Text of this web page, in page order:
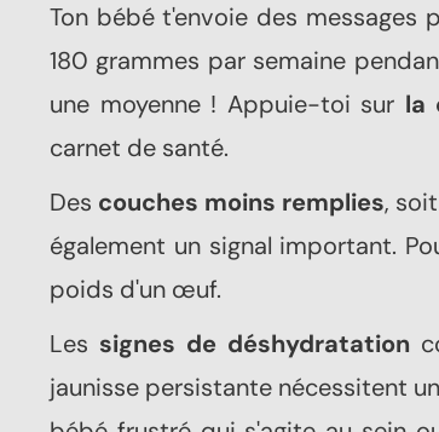
Ton bébé t'envoie des messages
180 grammes par semaine
une moyenne ! Appuie-toi sur la
carnet de santé.
Des couches moins remplies,
également un signal important.
poids d'un œuf.
Les signes de déshydratation
jaunisse persistante nécessitent